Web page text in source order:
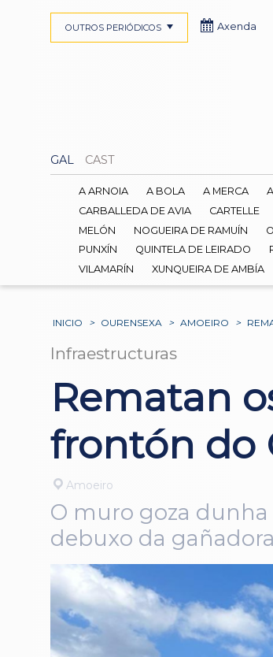
GAL CAST
OUTROS PERIÓDICOS Axenda
A ARNOIA A BOLA A MERCA
CARBALLEDA DE AVIA
CARTELLE
MELÓN
NOGUEIRA DE RAMUÍN
PUNXÍN
QUINTELA DE LEIRADO
VILAMARÍN
XUNQUEIRA DE AMBÍA
INICIO > OURENSEXA > AMOEIRO >
Infraestructuras
Rematan
frontón do
Amoeiro
O muro goza
debuxo da